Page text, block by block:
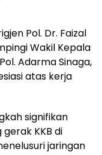
Pol. Dr. Faizal
Wakil Kepala
Adarma Sinaga,
atas kerja
signifikan
KKB di
jaringan